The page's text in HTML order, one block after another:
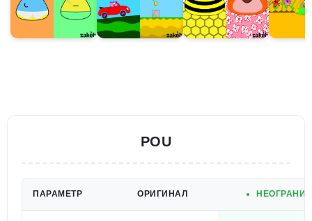
POU
ПАРАМЕТР ОРИГИНАЛ